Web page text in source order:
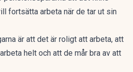
fortsätta arbeta när de tar ut sin
är att det är roligt att arbeta, att
helt och att de mår bra av att